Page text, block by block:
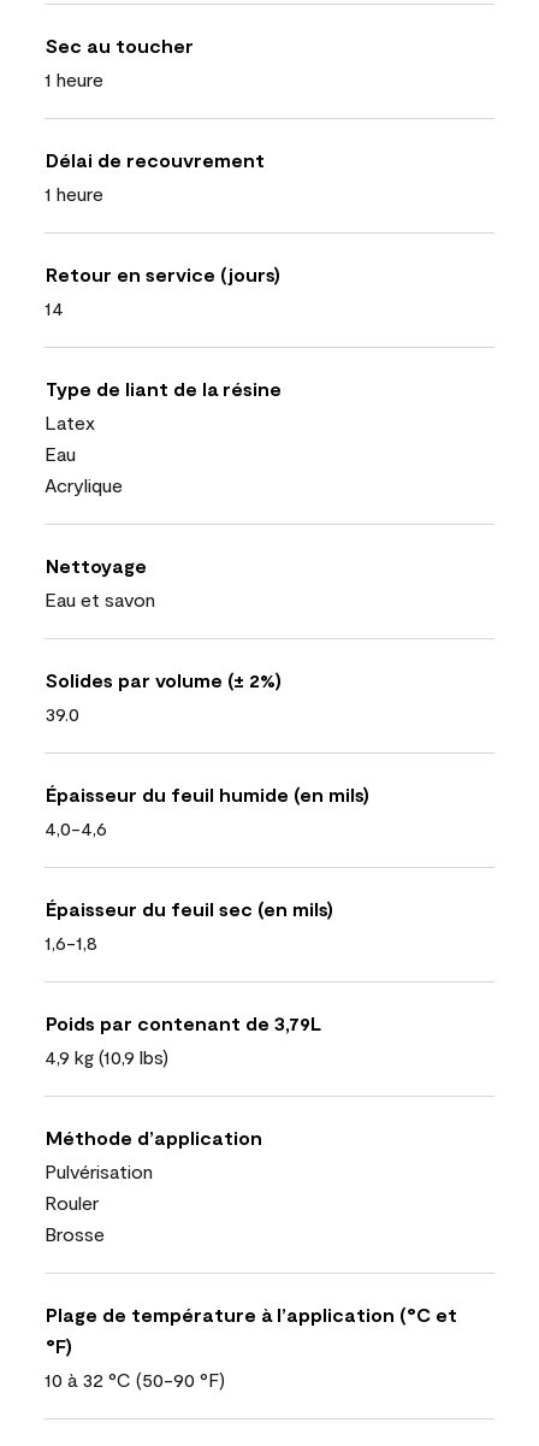
Sec au toucher
1 heure
Délai de recouvrement
1 heure
Retour en service (jours)
14
Type de liant de la résine
Latex
Eau
Acrylique
Nettoyage
Eau et savon
Solides par volume (± 2%)
39.0
Épaisseur du feuil humide (en mils)
4,0-4,6
Épaisseur du feuil sec (en mils)
1,6-1,8
Poids par contenant de 3,79L
4,9 kg (10,9 lbs)
Méthode d’application
Pulvérisation
Rouler
Brosse
Plage de température à l’application (°C et
°F)
10 à 32 °C (50-90 °F)